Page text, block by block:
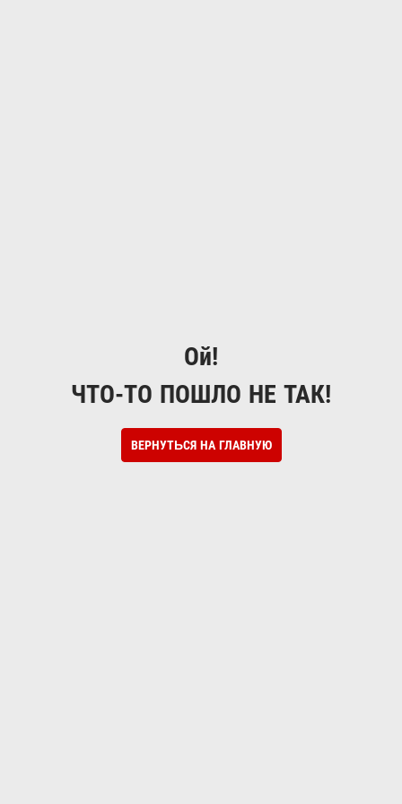
Ой!
ЧТО-ТО ПОШЛО НЕ ТАК!
ВЕРНУТЬСЯ НА ГЛАВНУЮ